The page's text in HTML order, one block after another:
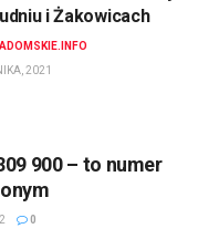
i Żakowicach
2021
900 – to numer
0